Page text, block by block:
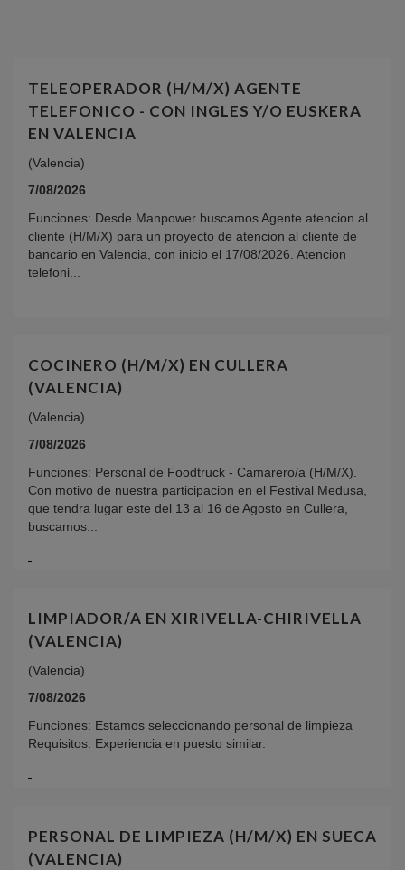
TELEOPERADOR (H/M/X) AGENTE
TELEFONICO - CON INGLES Y/O EUSKERA
EN VALENCIA
(Valencia)
7/08/2026
Funciones: Desde Manpower buscamos Agente atencion al
cliente (H/M/X) para un proyecto de atencion al cliente de
bancario en Valencia, con inicio el 17/08/2026. Atencion
telefoni...
COCINERO (H/M/X) EN CULLERA
(VALENCIA)
(Valencia)
7/08/2026
Funciones: Personal de Foodtruck - Camarero/a (H/M/X).
Con motivo de nuestra participacion en el Festival Medusa,
que tendra lugar este del 13 al 16 de Agosto en Cullera,
buscamos...
LIMPIADOR/A EN XIRIVELLA-CHIRIVELLA
(VALENCIA)
(Valencia)
7/08/2026
Funciones: Estamos seleccionando personal de limpieza
Requisitos: Experiencia en puesto similar.
PERSONAL DE LIMPIEZA (H/M/X) EN SUECA
(VALENCIA)